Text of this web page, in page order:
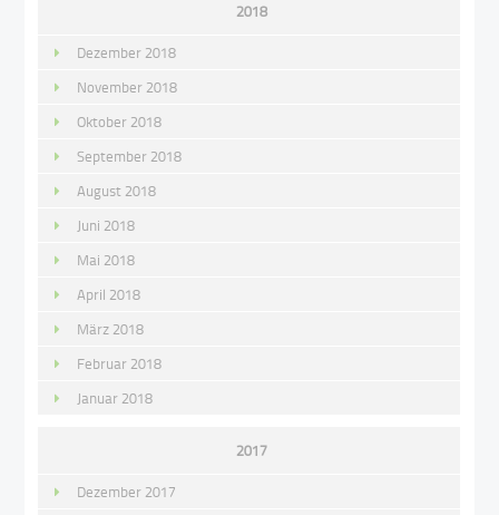
2018
Dezember 2018
November 2018
Oktober 2018
September 2018
August 2018
Juni 2018
Mai 2018
April 2018
März 2018
Februar 2018
Januar 2018
2017
Dezember 2017